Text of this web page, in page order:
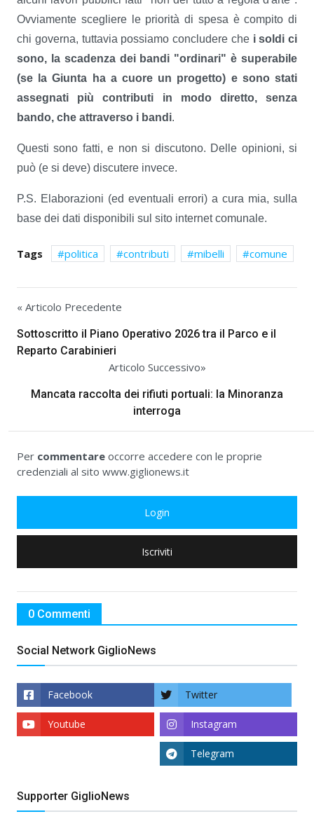
Ovviamente scegliere le priorità di spesa è compito di
chi governa, tuttavia possiamo concludere che i soldi ci
sono, la scadenza dei bandi "ordinari" è superabile
(se la Giunta ha a cuore un progetto) e sono stati
assegnati più contributi in modo diretto, senza
bando, che attraverso i bandi.
Questi sono fatti, e non si discutono. Delle opinioni, si
può (e si deve) discutere invece.
P.S. Elaborazioni (ed eventuali errori) a cura mia, sulla
base dei dati disponibili sul sito internet comunale.
Tags politica contributi mibelli comune
« Articolo Precedente
Sottoscritto il Piano Operativo 2026 tra il Parco e il
Reparto Carabinieri
Articolo Successivo»
Mancata raccolta dei rifiuti portuali: la Minoranza
interroga
Per commentare occorre accedere con le proprie
credenziali al sito www.giglionews.it
Login
Iscriviti
0 Commenti
Social Network GiglioNews
Facebook Twitter
Instagram
Youtube
Telegram
Supporter GiglioNews